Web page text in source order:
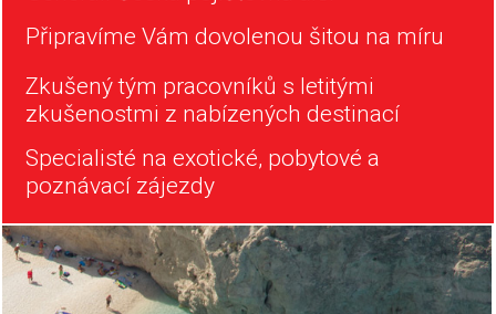
Připravíme Vám dovolenou šitou na míru
Zkušený tým pracovníků s letitými
zkušenostmi z nabízených destinací
Specialisté na exotické, pobytové a
poznávací zájezdy